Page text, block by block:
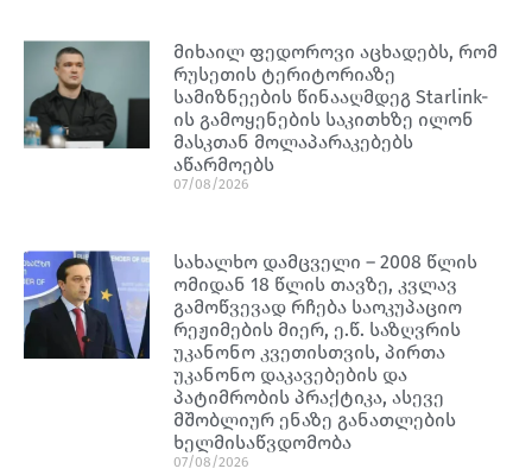
მიხაილ ფედოროვი აცხადებს, რომ
რუსეთის ტერიტორიაზე
სამიზნეების წინააღმდეგ Starlink-
ის გამოყენების საკითხზე ილონ
მასკთან მოლაპარაკებებს
აწარმოებს
07/08/2026
სახალხო დამცველი – 2008 წლის
ომიდან 18 წლის თავზე, კვლავ
გამოწვევად რჩება საოკუპაციო
რეჟიმების მიერ, ე.წ. საზღვრის
უკანონო კვეთისთვის, პირთა
უკანონო დაკავებების და
პატიმრობის პრაქტიკა, ასევე
მშობლიურ ენაზე განათლების
ხელმისაწვდომობა
07/08/2026